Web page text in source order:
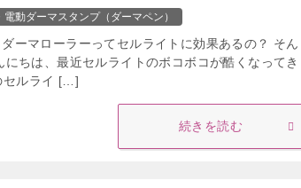
動ダーマスタンプ（ダーマペン）
ーマローラーってセルライトに効果あるの？ そん
ちは、最近セルライトのボコボコが酷くなってき
セルライ […]
続きを読む